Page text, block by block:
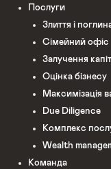
Послуги
Злиття і
Сімейний офіс
Залучення
Оцінка бізнесу
Максимізація
Due Diligence
Комплекс
Wealth
Команда